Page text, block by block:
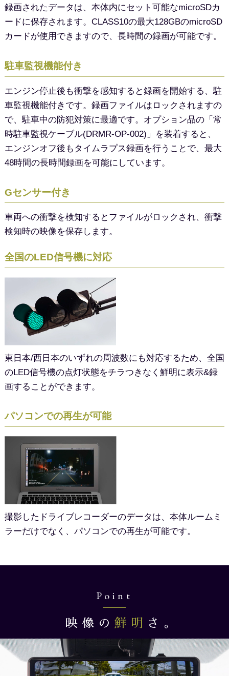
録画されたデータは、本体内にセット可能なmicroSDカ
ードに保存されます。CLASS10の最大128GBのmicroSD
カードが使用できますので、長時間の録画が可能です。
駐車監視機能付き
エンジン停止後も衝撃を感知すると録画を開始する、駐
車監視機能付きです。録画ファイルはロックされますの
で、駐車中の防犯対策に最適です。オプション品の「常
時駐車監視ケーブル(DRMR-OP-002)」を装着すると、
エンジンオフ後もタイムラプス録画を行うことで、最大
48時間の長時間録画を可能にしています。
Gセンサー付き
車両への衝撃を検知するとファイルがロックされ、衝撃
検知時の映像を保存します。
全国のLED信号機に対応
東日本/西日本のいずれの周波数にも対応するため、全国
のLED信号機の点灯状態をチラつきなく鮮明に表示&録
画することができます。
パソコンでの再生が可能
撮影したドライブレコーダーのデータは、本体ルームミ
ラーだけでなく、パソコンでの再生が可能です。
Point
映像の 鮮明 さ。